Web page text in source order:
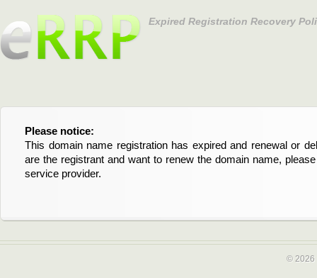
Expired Registration Recovery
Please notice:
This domain name registration has expired and renewal or
are the registrant and want to renew the domain name,
service provider.
Bitte beachten Sie:
Diese Domainregistrierung ist abgelaufen und die
Domain stehen an. Wenn Sie der Registrant sind und
verlängern möchten, kontaktieren Sie bitte Ihren Service-
© 2026